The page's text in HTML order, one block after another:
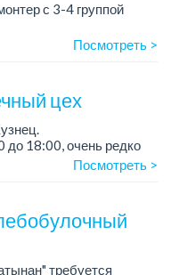
с 3-4 группой
Посмотреть >
цех
до 18:00, очень редко
Посмотреть >
требуется